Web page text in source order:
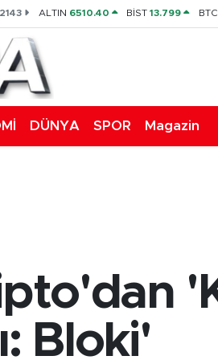
ALTIN 6510.40 BİST13.799 BTC
DÜNYA SPOR Magazin
Bloki'